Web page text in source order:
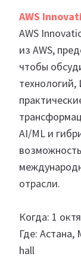
AWS
AWS
из AWS,
чтобы
технологий,
AI/ML и
отрасли.
Когда: 1
Где:
hall